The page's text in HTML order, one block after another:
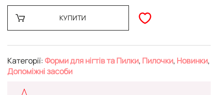
КУПИТИ
Категорії:Форми для нігтів та Пилки, Пилочки, Новинки,
Допоміжні засоби